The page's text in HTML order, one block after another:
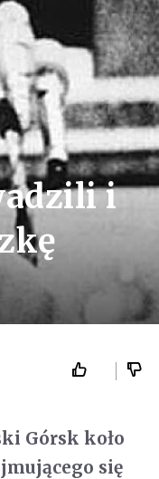
i
Górsk koło
się